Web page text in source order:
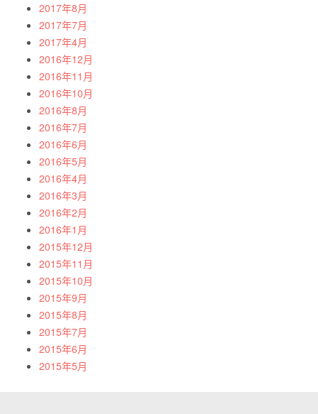
2017年8月
2017年7月
2017年4月
2016年12月
2016年11月
2016年10月
2016年8月
2016年7月
2016年6月
2016年5月
2016年4月
2016年3月
2016年2月
2016年1月
2015年12月
2015年11月
2015年10月
2015年9月
2015年8月
2015年7月
2015年6月
2015年5月